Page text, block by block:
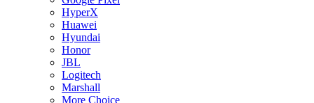
HyperX
Huawei
Hyundai
Honor
JBL
Logitech
Marshall
More Choice